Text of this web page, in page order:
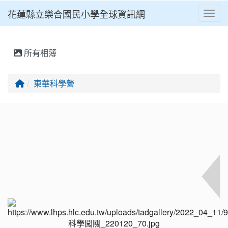
⏸
花蓮縣立樂合國民小學全球資訊網
所有相簿
回首頁
東華科學營